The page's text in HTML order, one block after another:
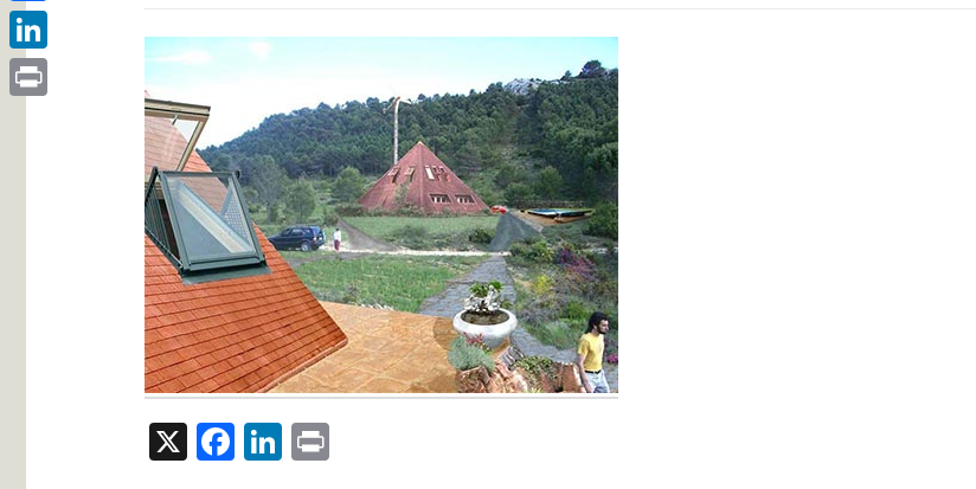
X Facebook
LinkedIn
Facebook
LinkedIn